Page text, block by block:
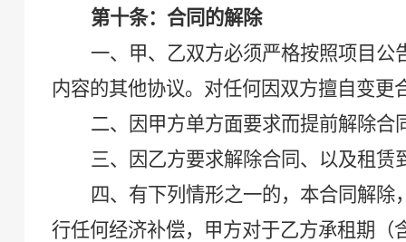
第十条：合同的解除
一、甲、乙双方必须严格按照项目
内容的其他协议。对任何因双方擅自变
二、因甲方单方面要求而提前解除
三、因乙方要求解除合同、以及租
四、有下列情形之一的，本合同解
行任何经济补偿，甲方对于乙方承租期 （